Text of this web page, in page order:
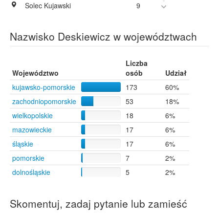
Solec Kujawski
9
Słupsk
7
Brzezie
6
6
Radomice
6
Bogucin
5
Toruń
5
Tychowo
Wrocław
Żory
5
Brwinów
4
Dąbrowa Górnicza
Koszalin
Zbąszyń
4
Poznań
Brzozowo
2
Chomętowo
2
Nazwisko Deskiewicz w województwach
Województwo
Liczba
osób
Udział
kujawsko-pomorskie
173
60%
zachodniopomorskie
53
18%
wielkopolskie
18
6%
mazowieckie
17
6%
śląskie
17
6%
pomorskie
7
2%
dolnośląskie
5 2%
Skomentuj, zadaj pytanie lub zamieść